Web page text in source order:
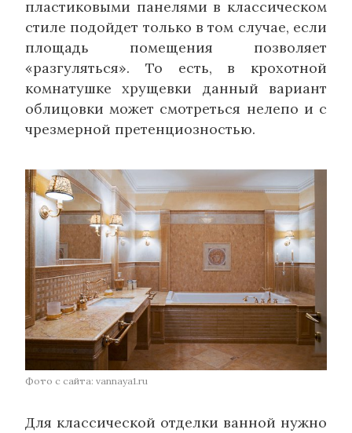
пластиковыми панелями в классическом
стиле подойдет только в том случае, если
площадь помещения позволяет
«разгуляться». То есть, в крохотной
комнатушке хрущевки данный вариант
облицовки может смотреться нелепо и с
чрезмерной претенциозностью.
Фото с сайта: vannaya1.ru
Для классической отделки ванной нужно